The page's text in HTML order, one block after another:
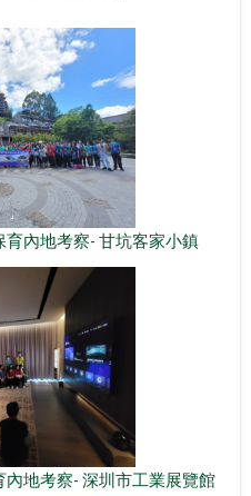
內地考察- 甘坑客家小鎮
地考察- 深圳市工業展覽館